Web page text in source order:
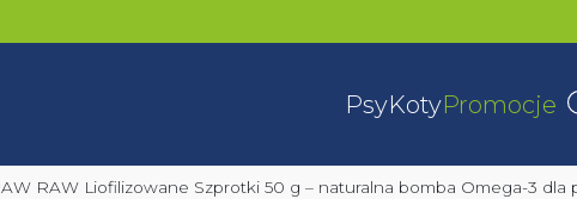
PsyKotyPromocje
RAW RAW Liofilizowane Szprotki 50 g – naturalna bomba Omega-3 dla